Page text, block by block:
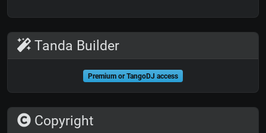
Tanda Builder
Premium or TangoDJ access
Copyright